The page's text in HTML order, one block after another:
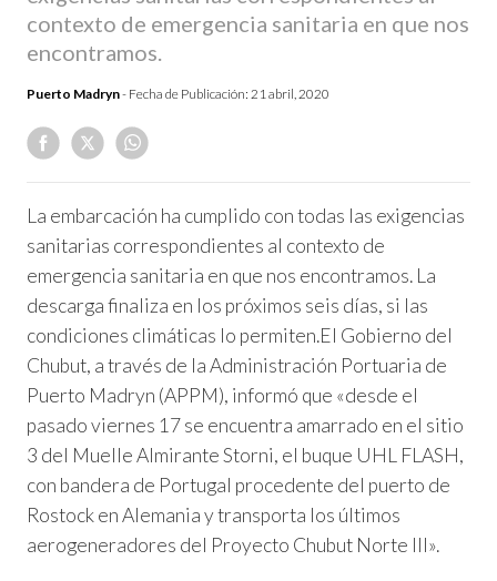
contexto de emergencia sanitaria en que nos
encontramos.
Puerto Madryn- Fecha de Publicación: 21 abril, 2020
La embarcación ha cumplido con todas las exigencias
sanitarias correspondientes al contexto de
emergencia sanitaria en que nos encontramos. La
descarga finaliza en los próximos seis días, si las
condiciones climáticas lo permiten.El Gobierno del
Chubut, a través de la Administración Portuaria de
Puerto Madryn (APPM), informó que «desde el
pasado viernes 17 se encuentra amarrado en el sitio
3 del Muelle Almirante Storni, el buque UHL FLASH,
con bandera de Portugal procedente del puerto de
Rostock en Alemania y transporta los últimos
aerogeneradores del Proyecto Chubut Norte III».